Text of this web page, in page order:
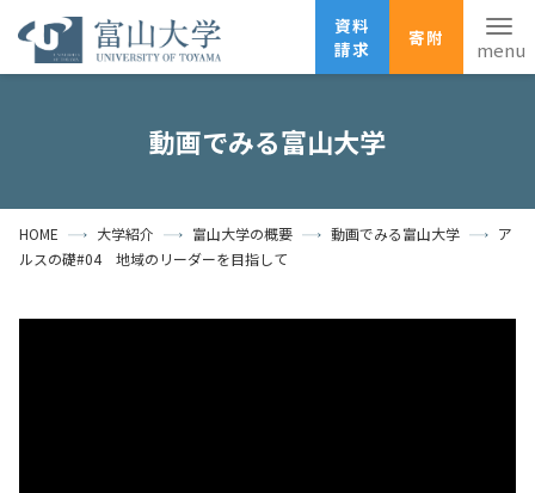
資料
請求
寄附
資料請求
寄附
広報刊行物
受験生の方 地域・一般の方 企業・研究者の方
動画でみる富山大学
HOME 大学紹介 富山大学の概要 動画でみる富山大学
ア
ルスの礎#04 地域のリーダーを目指して